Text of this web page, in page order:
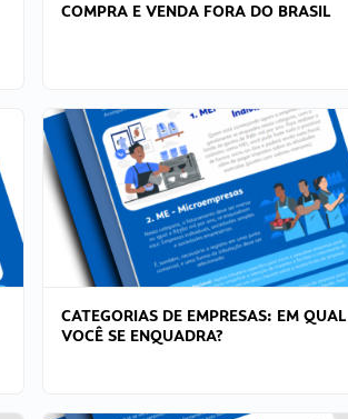
COMPRA E VENDA FORA DO BRASIL
CATEGORIAS DE EMPRESAS: EM QUAL
VOCÊ SE ENQUADRA?